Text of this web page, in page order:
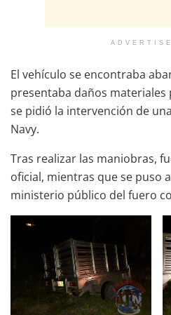
El vehículo se encontraba
presentaba daños
se pidió la intervención de
Navy.
Tras realizar las maniobras,
oficial, mientras que se puso
ministerio público del fuero